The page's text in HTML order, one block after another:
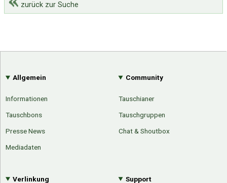
zurück zur Suche
Allgemein
Informationen
Tauschbons
Presse News
Mediadaten
Community
Tauschianer
Tauschgruppen
Chat & Shoutbox
Verlinkung Support